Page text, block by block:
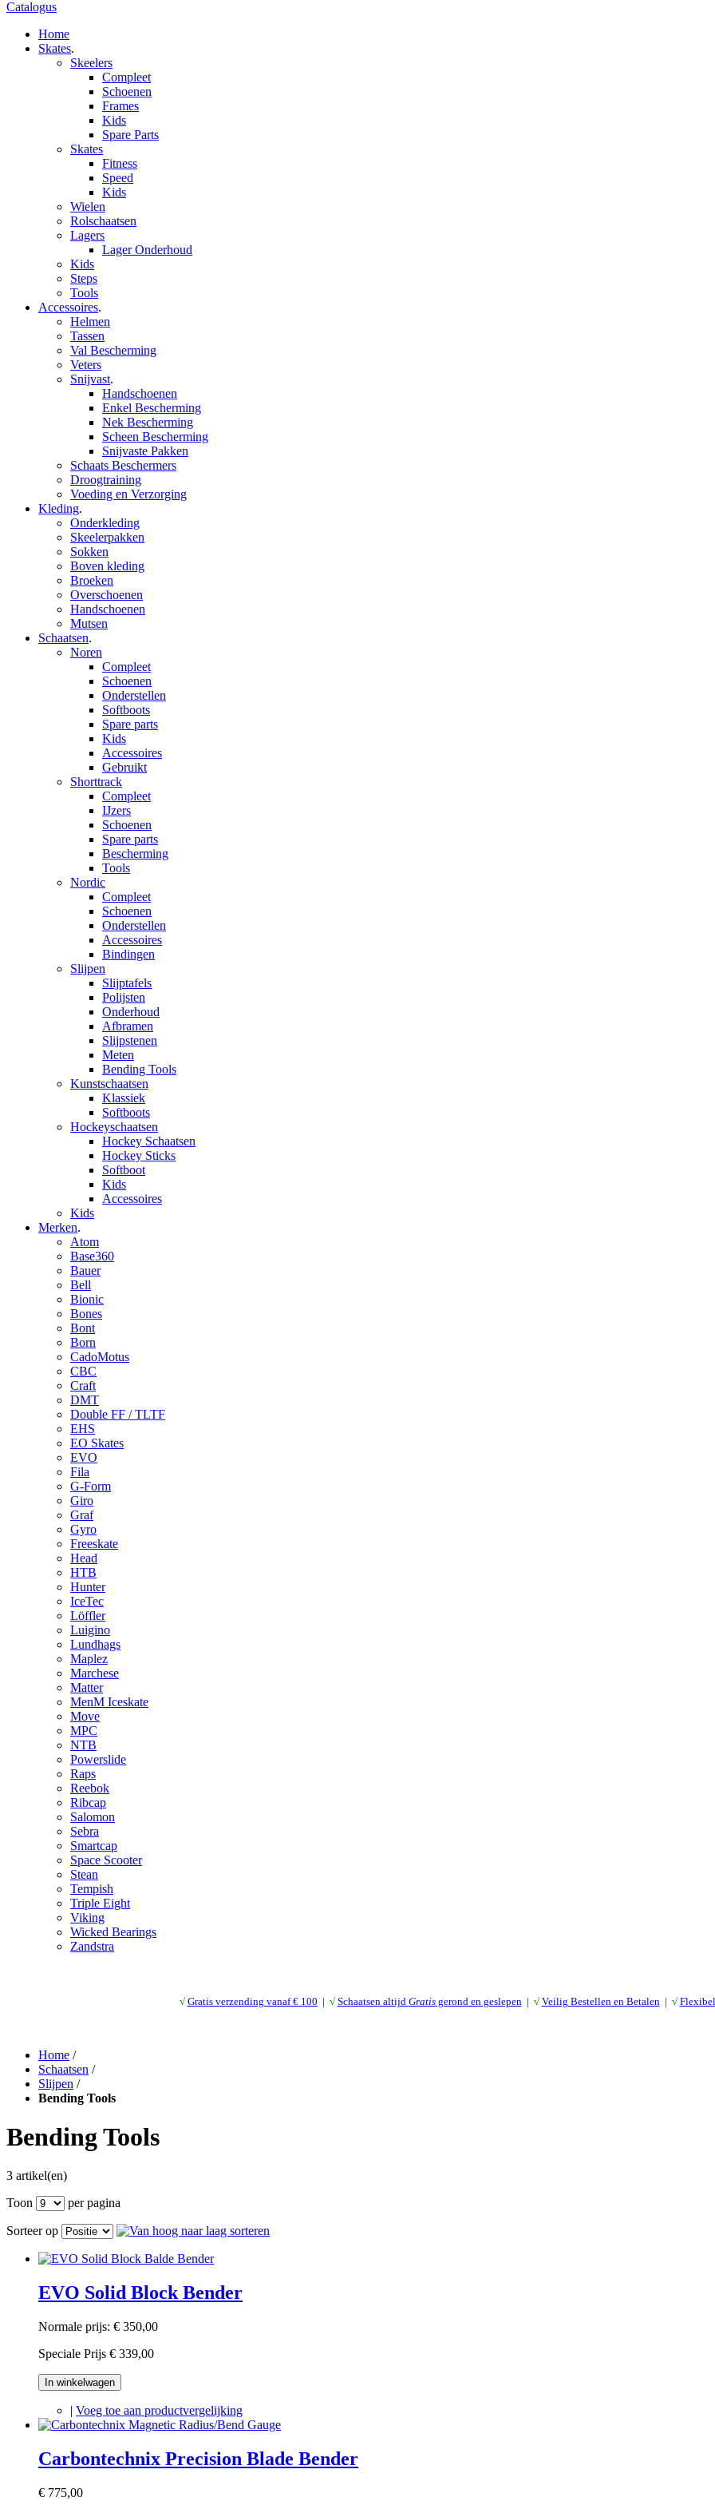
Catalogus
Home
Skates.
Skeelers
Compleet
Schoenen
Frames
Kids
Spare Parts
Skates
Fitness
Speed
Kids
Wielen
Rolschaatsen
Lagers
Lager Onderhoud
Kids
Steps
Tools
Accessoires.
Helmen
Tassen
Val Bescherming
Veters
Snijvast.
Handschoenen
Enkel Bescherming
Nek Bescherming
Scheen Bescherming
Snijvaste Pakken
Schaats Beschermers
Droogtraining
Voeding en Verzorging
Kleding.
Onderkleding
Skeelerpakken
Sokken
Boven kleding
Broeken
Overschoenen
Handschoenen
Mutsen
Schaatsen.
Noren
Compleet
Schoenen
Onderstellen
Softboots
Spare parts
Kids
Accessoires
Gebruikt
Shorttrack
Compleet
IJzers
Schoenen
Spare parts
Bescherming
Tools
Nordic
Compleet
Schoenen
Onderstellen
Accessoires
Bindingen
Slijpen
Slijptafels
Polijsten
Onderhoud
Afbramen
Slijpstenen
Meten
Bending Tools
Kunstschaatsen
Klassiek
Softboots
Hockeyschaatsen
Hockey Schaatsen
Hockey Sticks
Softboot
Kids
Accessoires
Kids
Merken.
Atom
Base360
Bauer
Bell
Bionic
Bones
Bont
Born
CadoMotus
CBC
Craft
DMT
Double FF / TLTF
EHS
EO Skates
EVO
Fila
G-Form
Giro
Graf
Gyro
Freeskate
Head
HTB
Hunter
IceTec
Löffler
Luigino
Lundhags
Maplez
Marchese
Matter
MenM Iceskate
Move
MPC
NTB
Powerslide
Raps
Reebok
Ribcap
Salomon
Sebra
Smartcap
Space Scooter
Stean
Tempish
Triple Eight
Viking
Wicked Bearings
Zandstra
√ Gratis verzending vanaf € 100 | √ Schaatsen altijd Gratisgerond en geslepen | √ Veilig Bestellen en Betalen | √
Home /
Schaatsen /
Slijpen /
Bending Tools
Bending Tools
3 artikel(en)
Toon
per pagina
Sorteer op
EVO Solid Block Bender
Normale prijs: € 350,00
Speciale Prijs € 339,00
In winkelwagen
| Voeg toe aan productvergelijking
Carbontechnix Precision Blade Bender
€ 775,00